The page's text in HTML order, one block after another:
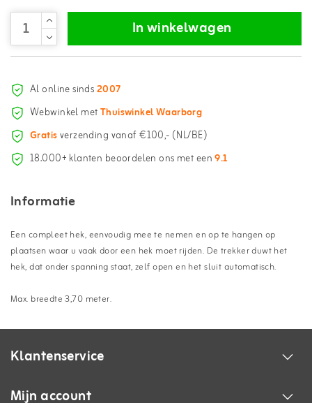
In winkelwagen
Al online sinds2007
Webwinkel metThuiswinkel Waarborg
Gratisverzending vanaf €100,- (NL/BE)
18.000+ klanten beoordelen ons met een9.1
Informatie
Een compleet hek, eenvoudig mee te nemen en op te hangen op
plaatsen waar u vaak door een hek moet rijden. De trekker duwt het
hek, dat onder spanning staat, zelf open en het sluit automatisch.
Max. breedte 3,70 meter.
Klantenservice
Mijn account